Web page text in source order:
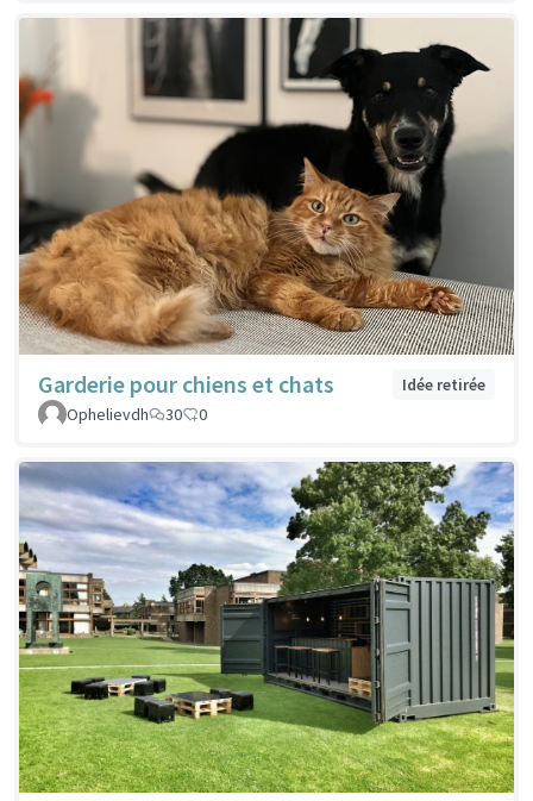
Garderie pour chiens et chats
Idée retirée
Ophelievdh
30 0